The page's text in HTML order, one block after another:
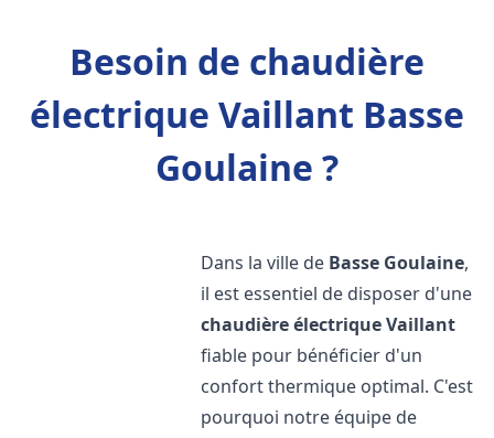
Besoin de chaudière
électrique Vaillant Basse
Goulaine ?
Dans la ville de Basse Goulaine,
il est essentiel de disposer d'une
chaudière électrique Vaillant
fiable pour bénéficier d'un
confort thermique optimal. C'est
pourquoi notre équipe de